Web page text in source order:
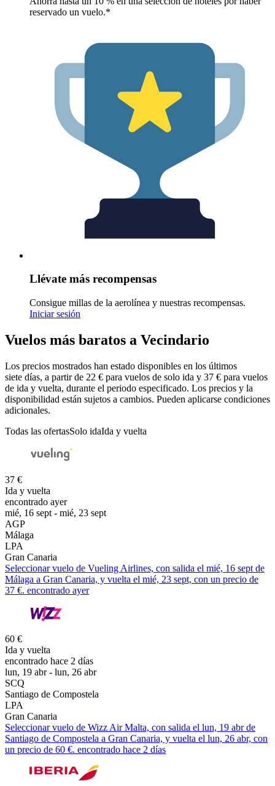
reservado un vuelo.*
Llévate más recompensas
Consigue millas de la aerolínea y nuestras recompensas.
Iniciar sesión
Vuelos más baratos a Vecindario
Los precios mostrados han estado disponibles en los últimos
siete días, a partir de 22 € para vuelos de solo ida y 37 € para vuelos
de ida y vuelta, durante el periodo especificado. Los precios y la
disponibilidad están sujetos a cambios. Pueden aplicarse condiciones
adicionales.
Todas las ofertasSolo idaIda y vuelta
37 €
Ida y vuelta
encontrado ayer
mié, 16 sept - mié, 23 sept
AGP
Málaga
LPA
Gran Canaria
Seleccionar vuelo de Vueling Airlines, con salida el mié, 16 sept de
Málaga a Gran Canaria, y vuelta el mié, 23 sept, con un precio de
37 €. encontrado ayer
60 €
Ida y vuelta
encontrado hace 2 días
lun, 19 abr - lun, 26 abr
SCQ
Santiago de Compostela
LPA
Gran Canaria
Seleccionar vuelo de Wizz Air Malta, con salida el lun, 19 abr de
Santiago de Compostela a Gran Canaria, y vuelta el lun, 26 abr, con
un precio de 60 €. encontrado hace 2 días